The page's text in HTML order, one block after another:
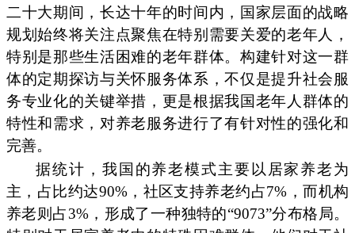
二十大期间，长达十年的时间内，国家层面的战略
规划始终将关注点聚焦在特别需要关爱的老年人，
特别是那些生活困难的老年群体。构建针对这一群
体的定期探访与关怀服务体系，不仅是提升社会服
务专业化的关键举措，更是根据我国老年人群体的
特性和需求，对养老服务进行了有针对性的强化和
完善。
据统计，我国的养老模式主要以居家养老为
主，占比约达90%，社区支持养老约占7%，而机构
养老则占3%，形成了一种独特的“9073”分布格局。